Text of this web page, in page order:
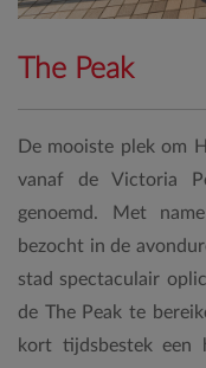
The Peak
De mooiste plek om
vanaf de Victoria
genoemd. Met
bezocht in de
stad spectaculair
de The Peak te
kort tijdsbestek een